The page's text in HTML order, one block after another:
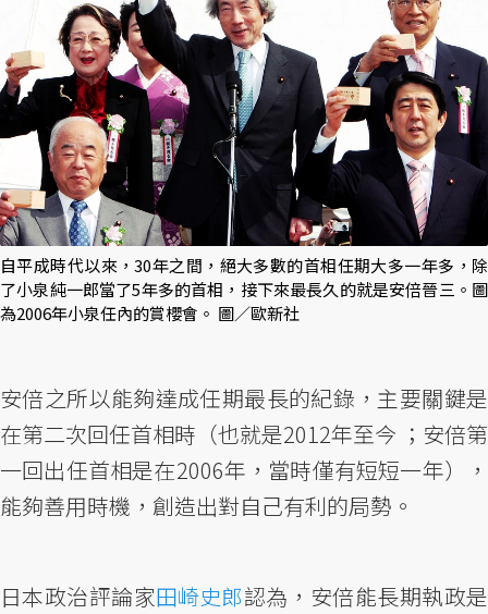
自平成時代以來，30年之間，絕大多數的首相任期大多一年多，除
了小泉純一郎當了5年多的首相，接下來最長久的就是安倍晉三。圖
為2006年小泉任內的賞櫻會。 圖／歐新社
安倍之所以能夠達成任期最長的紀錄，主要關鍵是
在第二次回任首相時（也就是2012年至今 ；安倍第
一回出任首相是在2006年，當時僅有短短一年），
能夠善用時機，創造出對自己有利的局勢。
日本政治評論家田崎史郎認為，安倍能長期執政是